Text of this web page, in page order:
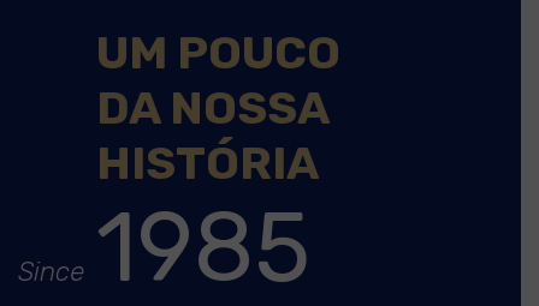
UM POUCO
DA NOSSA
HISTÓRIA
Since 1985